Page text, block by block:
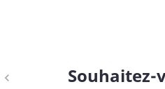
navigate_before Souhaitez-